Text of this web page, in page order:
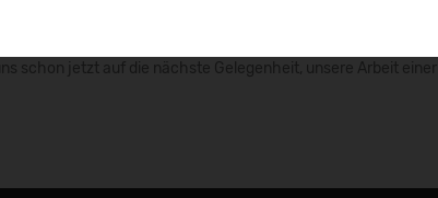
schon jetzt auf die nächste Gelegenheit, unsere Arbeit einer